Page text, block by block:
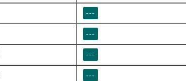
---
---
---
---